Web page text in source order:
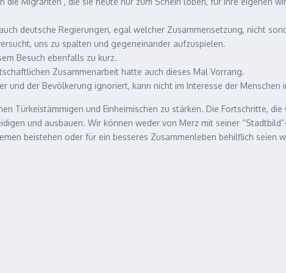
deutsche Regierungen, egal welcher Zusammensetzung, nicht
uns zu spalten und gegeneinander aufzuspielen.
Besuch ebenfalls zu kurz.
Zusammenarbeit hatte auch dieses Mal Vorrang.
und der Bevölkerung ignoriert, kann nicht im Interesse der Menschen
Türkeistämmigen und Einheimischen zu stärken. Die Fortschritte,
und ausbauen. Wir können weder von Merz mit seiner
beistehen oder für ein besseres Zusammenleben behilflich seien